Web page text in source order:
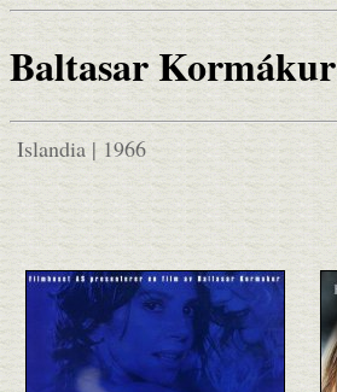
Baltasar Kormákur
Islandia | 1966